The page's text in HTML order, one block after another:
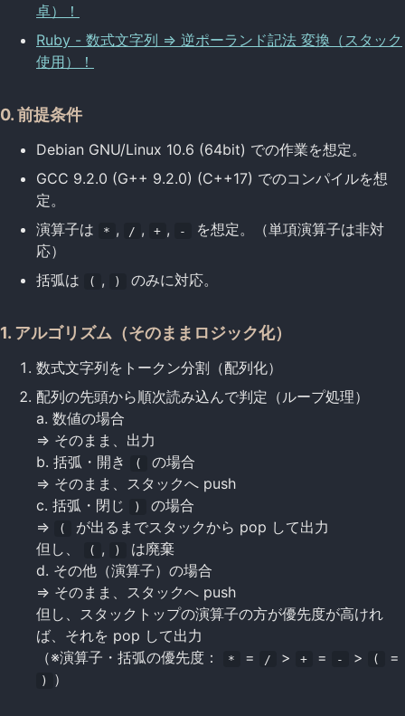
卓）！
Ruby - 数式文字列 => 逆ポーランド記法 変換（スタック
使用）！
0. 前提条件
Debian GNU/Linux 10.6 (64bit) での作業を想定。
GCC 9.2.0 (G++ 9.2.0) (C++17) でのコンパイルを想
定。
演算子は
* , / , + , -
を想定。（単項演算子は非対
応）
括弧は
( , ) のみに対応。
1. アルゴリズム（そのままロジック化）
数式文字列をトークン分割（配列化）
配列の先頭から順次読み込んで判定（ループ処理）
a. 数値の場合
=> そのまま、出力
b. 括弧・開き
(
の場合
=> そのまま、スタックへ push
c. 括弧・閉じ
)
の場合
=>
(
が出るまでスタックから pop して出力
但し、
( , )
は廃棄
d. その他（演算子）の場合
=> そのまま、スタックへ push
但し、スタックトップの演算子の方が優先度が高けれ
ば、それを pop して出力
（※演算子・括弧の優先度：
* = / > + = - > ( =
) ）